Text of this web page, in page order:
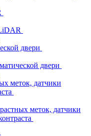
двери
двери
меток, датчики
меток, датчики